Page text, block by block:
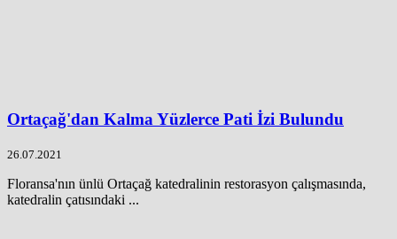
Ortaçağ'dan Kalma Yüzlerce Pati İzi Bulundu
26.07.2021
Floransa'nın ünlü Ortaçağ katedralinin restorasyon çalışmasında,
katedralin çatısındaki ...